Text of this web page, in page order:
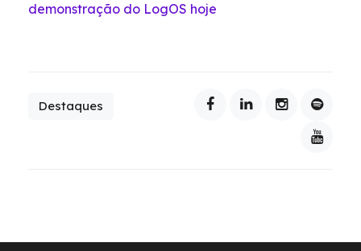
demonstração do LogOS hoje
Destaques